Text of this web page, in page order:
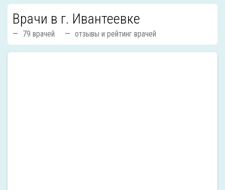
Врачи в г. Ивантеевке
79 врачей отзывы и рейтинг врачей